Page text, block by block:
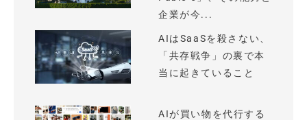
企業が今...
AIはSaaSを殺さない、
「共存戦争」の裏で本
当に起きていること
AIが買い物を代行する